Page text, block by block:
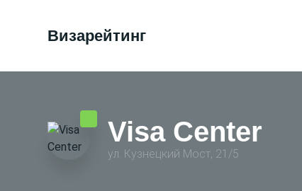
Визарейтинг
Visa Center
ул. Кузнецкий Мост, 21/5